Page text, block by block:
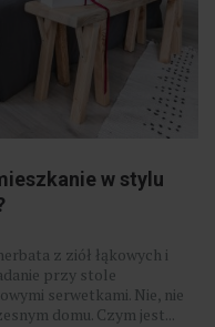
w stylu
z ziół łąkowych i
przy stole
serwetkami. Nie, nie
domu. Czym jest...